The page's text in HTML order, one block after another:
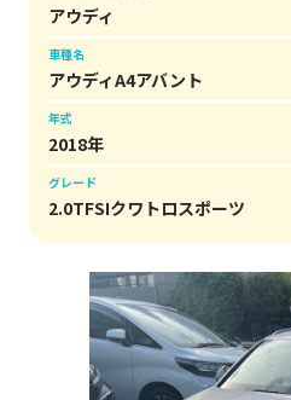
アウディ
車種名
アウディA4アバント
年式
2018年
グレード
2.0TFSIクワトロスポーツ